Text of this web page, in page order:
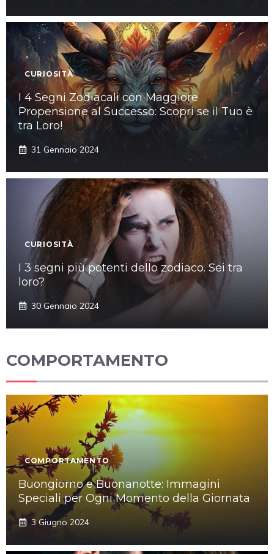
CURIOSITÀ
I 4 Segni Zodiacali con Maggiore
Propensione al Successo: Scopri se il Tuo è
tra Loro!
31 Gennaio 2024
CURIOSITÀ
I 3 segni più potenti dello zodiaco. Sei tra
loro?
30 Gennaio 2024
COMPORTAMENTO
COMPORTAMENTO
Buongiorno e Buonanotte: Immagini
Speciali per Ogni Momento della Giornata
3 Giugno 2024